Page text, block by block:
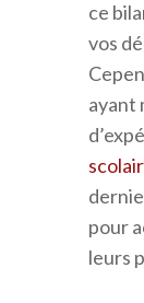
ce
vos
ayant
pour
leurs